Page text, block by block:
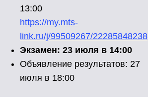
13:00
https://my.mts-
link.ru/j/99509267/22285848238
Экзамен: 23 июля в 14:00
Объявление результатов: 27
июля в 18:00